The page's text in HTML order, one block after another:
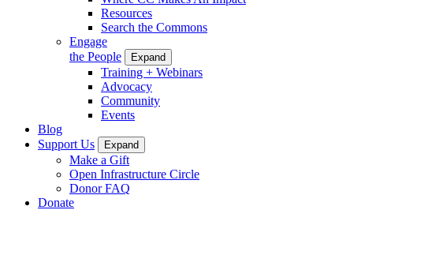
Resources
Search the Commons
Engage
the People
Expand
Training + Webinars
Advocacy
Community
Events
Blog
Support Us
Expand
Make a Gift
Open Infrastructure Circle
Donor FAQ
Donate